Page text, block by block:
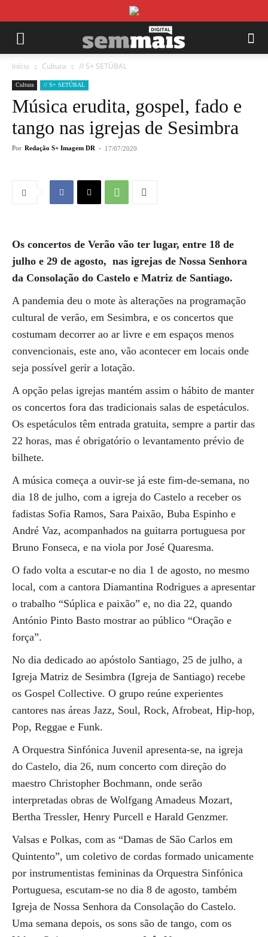
Início Cultura // S+ SETÚBAL
Cultura // S+ SETÚBAL
Música erudita, gospel, fado e
tango nas igrejas de Sesimbra
Por Redação S+ Imagem DR - 17/07/2020
Os concertos de Verão vão ter lugar, entre 18 de
julho e 29 de agosto, nas igrejas de Nossa Senhora
da Consolação do Castelo e Matriz de Santiago.
A pandemia deu o mote às alterações na programação
cultural de verão, em Sesimbra, e os concertos que
costumam decorrer ao ar livre e em espaços menos
convencionais, este ano, vão acontecer em locais onde
seja possível gerir a lotação.
A opção pelas igrejas mantém assim o hábito de manter
os concertos fora das tradicionais salas de espetáculos.
Os espetáculos têm entrada gratuita, sempre a partir das
22 horas, mas é obrigatório o levantamento prévio de
bilhete.
A música começa a ouvir-se já este fim-de-semana, no
dia 18 de julho, com a igreja do Castelo a receber os
fadistas Sofia Ramos, Sara Paixão, Buba Espinho e
André Vaz, acompanhados na guitarra portuguesa por
Bruno Fonseca, e na viola por José Quaresma.
O fado volta a escutar-e no dia 1 de agosto, no mesmo
local, com a cantora Diamantina Rodrigues a apresentar
o trabalho “Súplica e paixão” e, no dia 22, quando
António Pinto Basto mostrar ao público “Oração e
força”.
No dia dedicado ao apóstolo Santiago, 25 de julho, a
Igreja Matriz de Sesimbra (Igreja de Santiago) recebe
os Gospel Collective. O grupo reúne experientes
cantores nas áreas Jazz, Soul, Rock, Afrobeat, Hip-hop,
Pop, Reggae e Funk.
A Orquestra Sinfónica Juvenil apresenta-se, na igreja
do Castelo, dia 26, num concerto com direção do
maestro Christopher Bochmann, onde serão
interpretadas obras de Wolfgang Amadeus Mozart,
Bertha Tressler, Henry Purcell e Harald Genzmer.
Valsas e Polkas, com as “Damas de São Carlos em
Quintento”, um coletivo de cordas formado unicamente
por instrumentistas femininas da Orquestra Sinfónica
Portuguesa, escutam-se no dia 8 de agosto, também
Igreja de Nossa Senhora da Consolação do Castelo.
Uma semana depois, os sons são de tango, com os